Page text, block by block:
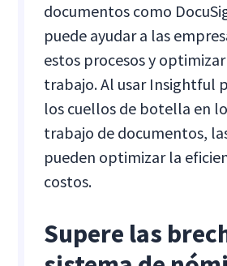
documentos como
puede ayudar a las
estos procesos y
trabajo. Al usar Insightful
los cuellos de botella en
trabajo de documentos,
pueden optimizar la
costos.
Supere las